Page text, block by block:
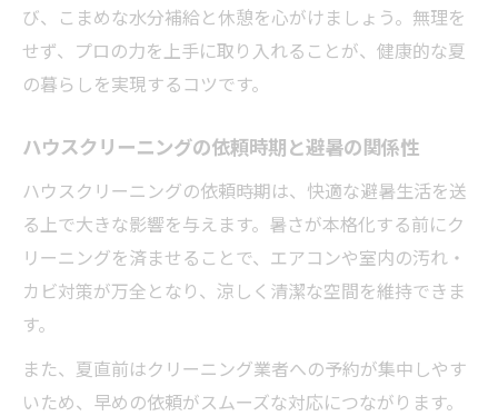
び、こまめな水分補給と休憩を心がけましょう。無理を
せず、プロの力を上手に取り入れることが、健康的な夏
の暮らしを実現するコツです。
ハウスクリーニングの依頼時期と避暑の関係性
ハウスクリーニングの依頼時期は、快適な避暑生活を送
る上で大きな影響を与えます。暑さが本格化する前にク
リーニングを済ませることで、エアコンや室内の汚れ・
カビ対策が万全となり、涼しく清潔な空間を維持できま
す。
また、夏直前はクリーニング業者への予約が集中しやす
いため、早めの依頼がスムーズな対応につながります。